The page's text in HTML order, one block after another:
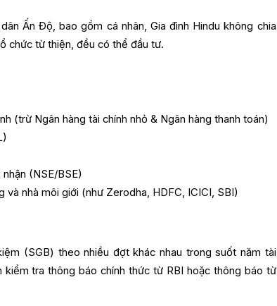
Ấn Độ, bao gồm cá nhân, Gia đình Hindu không chia
chức từ thiện, đều có thể đầu tư.
(trừ Ngân hàng tài chính nhỏ & Ngân hàng thanh toán)
(NSE/BSE)
và nhà môi giới (như Zerodha, HDFC, ICICI, SBI)
(SGB) theo nhiều đợt khác nhau trong suốt năm tài
kiểm tra thông báo chính thức từ RBI hoặc thông báo từ